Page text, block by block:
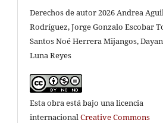
Derechos de autor 2026 Andrea
Rodríguez, Jorge Gonzalo Escobar
Santos Noé Herrera Mijangos,
Luna Reyes
Esta obra está bajo una licencia
internacionalCreative Commons